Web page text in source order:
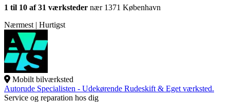
1 til 10 af 31 værksteder nær 1371 København
Nærmest | Hurtigst
Mobilt bilværksted
Autorude Specialisten - Udekørende Rudeskift & Eget værksted.
Service og reparation hos dig